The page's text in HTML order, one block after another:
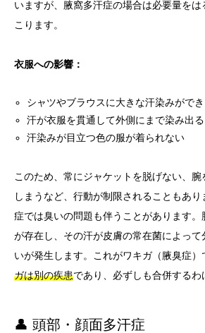
いますが、腋窩多汗症の場合は必要量を
こります。
衣服への影響：
シャツやブラウスに大きな汗染みがで
汗が衣服を貫通して外側にまで染み出る
汗染みが目立つ色の服が着られない
このため、常にジャケットを脱げない、
しまうなど、行動が制限されることもあ
症では臭いの問題も伴うことがあります
が存在し、その汗が皮膚の常在菌によっ
いが発生します。これがワキガ（腋臭症）
ガは別の疾患であり、必ずしも合併するわ
👤 頭部・顔面多汗症